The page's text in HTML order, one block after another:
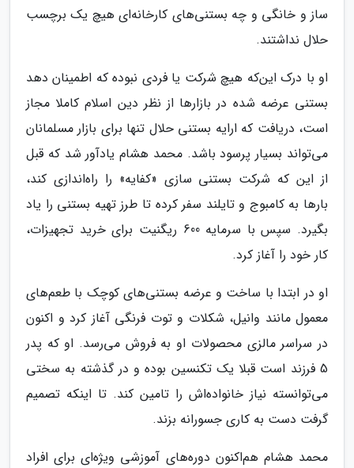
ساز و خانگی و چه بستنی‌های کارخانه‌ای هیچ یک برچسب
حلال نداشتند.
او با درک این‌که هیچ شرکت یا فردی نبوده که اطمینان دهد
بستنی عرضه شده در بازارها از نظر دین اسلام کاملا مجاز
است، دریافت که ارایه بستنی حلال تنها برای بازار مسلمانان
می‌تواند بسیار پرسود باشد. محمد هشام یادآور شد که قبل
از این که شرکت بستنی سازی «کفایه» را راه‌اندازی کند،
بارها به کامبوج و تایلند سفر کرده تا طرز تهیه بستنی را یاد
بگیرد. سپس با سرمایه 600 ریگنیت برای خرید تجهیزات،
کار خود را آغاز کرد.
او در ابتدا با ساخت و عرضه بستنی‌های کوچک با طعم‌های
معمول مانند وانیل، شکلات و توت فرنگی آغاز کرد و اکنون
در سراسر مالزی محصولات او به فروش می‌رسد. او که پدر
5 فرزند است قبلا یک تکنسین بوده و در گذشته به سختی
می‌توانسته نیاز خانواده‌اش را تامین کند. تا اینکه تصمیم
گرفت دست به کاری جسورانه بزند.
محمد هشام هم‌اکنون دوره‌های آموزشی ویژه‌ای برای افراد